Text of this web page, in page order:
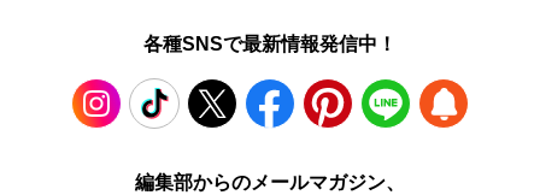
各種SNSで最新情報発信中！
TikTok Facebook Pinterest LINE
編集部からのメールマガジン、